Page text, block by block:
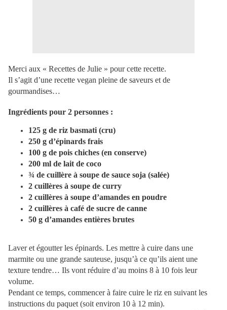
Merci aux « Recettes de Julie » pour cette recette.
Il s’agit d’une recette vegan pleine de saveurs et de
gourmandises…
Ingrédients pour 2 personnes :
125 g de riz basmati (cru)
250 g d’épinards frais
100 g de pois chiches (en conserve)
200 ml de lait de coco
¾ de cuillère à soupe de sauce soja (salée)
2 cuillères à soupe de curry
2 cuillères à soupe d’amandes en poudre
2 cuillères à café de sucre de canne
50 g d’amandes entières brutes
Laver et égoutter les épinards. Les mettre à cuire dans une
marmite ou une grande sauteuse, jusqu’à ce qu’ils aient une
texture tendre… Ils vont réduire d’au moins 8 à 10 fois leur
volume.
Pendant ce temps, commencer à faire cuire le riz en suivant les
instructions du paquet (soit environ 10 à 12 min).